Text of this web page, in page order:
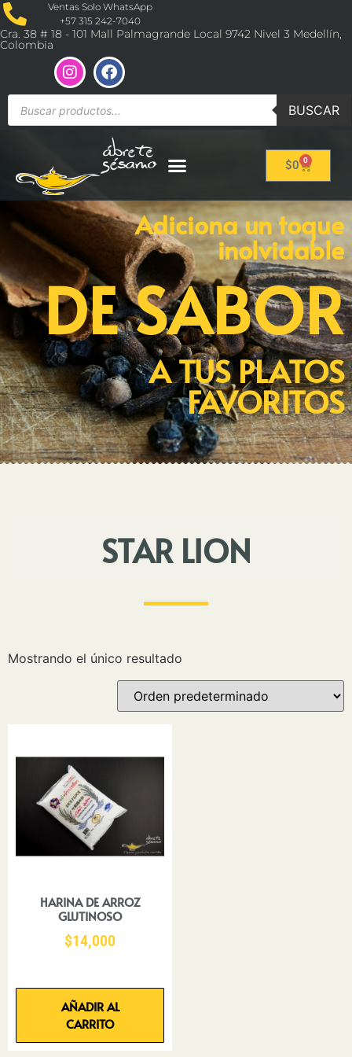
Ventas Solo WhatsApp
+57 315 242-7040
Cra. 38 # 18 - 101 Mall Palmagrande Local 9742 Nivel 3 Medellín,
Colombia
BUSCAR
$0 0
Adiciona un toque
inolvidable
DE SABOR
A TUS PLATOS
FAVORITOS
STAR LION
Mostrando el único resultado
HARINA DE ARROZ
GLUTINOSO
$14,000
AÑADIR AL
CARRITO